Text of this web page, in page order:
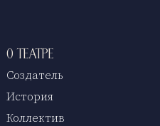
О театре
Создатель
История
Коллектив